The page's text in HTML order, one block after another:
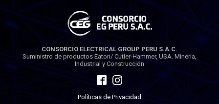
CONSORCIO ELECTRICAL GROUP PERU S.A.C.
Suministro de productos Eaton/ Cutler-Hammer, USA. Minería,
Industrial y Construcción
Políticas de Privacidad